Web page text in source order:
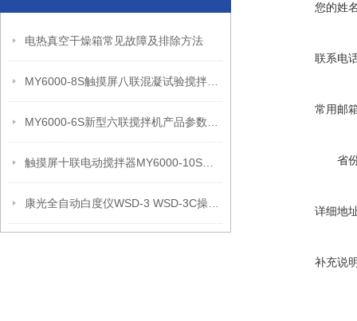
电热真空干燥箱常见故障及排除方法
您的姓
联系电
常用邮
省
详细地
补充说